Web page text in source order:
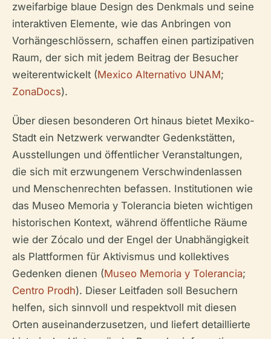
zweifarbige blaue Design des Denkmals und seine
interaktiven Elemente, wie das Anbringen von
Vorhängeschlössern, schaffen einen partizipativen
Raum, der sich mit jedem Beitrag der Besucher
weiterentwickelt (Mexico Alternativo UNAM;
ZonaDocs).
Über diesen besonderen Ort hinaus bietet Mexiko-
Stadt ein Netzwerk verwandter Gedenkstätten,
Ausstellungen und öffentlicher Veranstaltungen,
die sich mit erzwungenem Verschwindenlassen
und Menschenrechten befassen. Institutionen wie
das Museo Memoria y Tolerancia bieten wichtigen
historischen Kontext, während öffentliche Räume
wie der Zócalo und der Engel der Unabhängigkeit
als Plattformen für Aktivismus und kollektives
Gedenken dienen (Museo Memoria y Tolerancia;
Centro Prodh). Dieser Leitfaden soll Besuchern
helfen, sich sinnvoll und respektvoll mit diesen
Orten auseinanderzusetzen, und liefert detaillierte